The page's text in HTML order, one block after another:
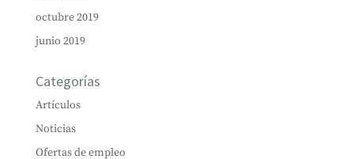
octubre 2019
junio 2019
Categorías
Artículos
Noticias
Ofertas de empleo